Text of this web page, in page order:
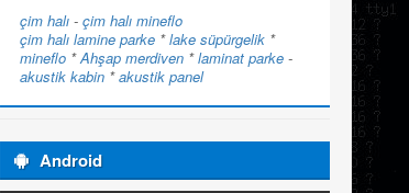
çim halı - çim halı mineflo
çim halı lamine parke *lake süpürgelik *
mineflo *Ahşap merdiven *laminat parke -
akustik kabin *akustik panel
Android